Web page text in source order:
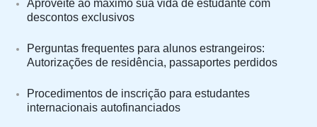
Aproveite ao máximo sua vida de estudante com
descontos exclusivos
Perguntas frequentes para alunos estrangeiros:
Autorizações de residência, passaportes perdidos
Procedimentos de inscrição para estudantes
internacionais autofinanciados